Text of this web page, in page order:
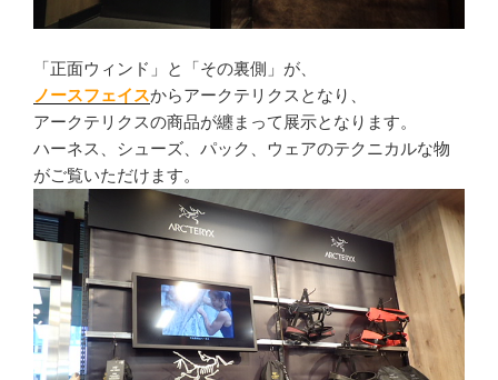
「正面ウィンド」と「その裏側」が、
ノースフェイスからアークテリクスとなり、
アークテリクスの商品が纏まって展示となります。
ハーネス、シューズ、パック、ウェアのテクニカルな物
がご覧いただけます。